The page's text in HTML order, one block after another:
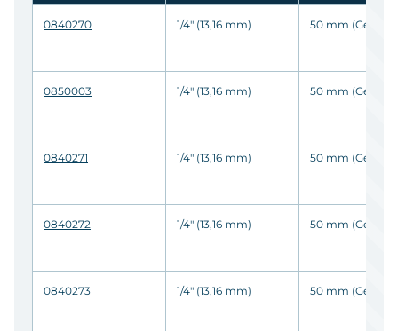
0840270 1/4" (13,16 mm) 50 mm
0850003 1/4" (13,16 mm) 50 mm
0840271 1/4" (13,16 mm) 50 mm
0840272 1/4" (13,16 mm) 50 mm
0840273 1/4" (13,16 mm) 50 mm